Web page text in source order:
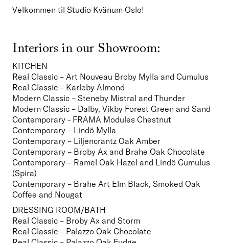
Velkommen til Studio Kvänum Oslo!
Interiors in our Showroom:
KITCHEN
Real Classic – Art Nouveau Broby Mylla and Cumulus
Real Classic – Karleby Almond
Modern Classic – Steneby Mistral and Thunder
Modern Classic – Dalby, Vikby Forest Green and Sand
Contemporary - FRAMA Modules Chestnut
Contemporary – Lindö Mylla
Contemporary – Liljencrantz Oak Amber
Contemporary – Broby Ax and Brahe Oak Chocolate
Contemporary – Ramel Oak Hazel and Lindö Cumulus
(Spira)
Contemporary – Brahe Art Elm Black, Smoked Oak
DRESSING ROOM/BATH
Real Classic – Broby Ax and Storm
Real Classic – Palazzo Oak Chocolate